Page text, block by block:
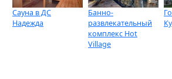
Сауна в ДС
Надежда
Банно-
развлекательный
комплекс Hot
Village